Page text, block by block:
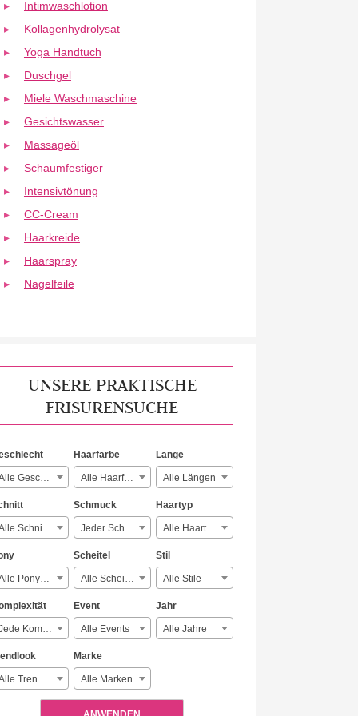
Intimwaschlotion
Kollagenhydrolysat
Yoga Handtuch
Duschgel
Miele Waschmaschine
Gesichtswasser
Massageöl
Schaumfestiger
Intensivtönung
CC-Cream
Haarkreide
Haarspray
Nagelfeile
UNSERE PRAKTISCHE
FRISURENSUCHE
Alle Geschlechter
Haarfarbe
Alle Haarfarben
Länge
Alle Längen
Alle Schnitte
Schmuck
Jeder Schmuck
Haartyp
Alle Haartypen
Alle Ponyarten
Scheitel
Alle Scheitelarten
Stil
Alle Stile
Jede Komplexität
Event
Alle Events
Jahr
Alle Jahre
Alle Trendlooks
Marke
Alle Marken